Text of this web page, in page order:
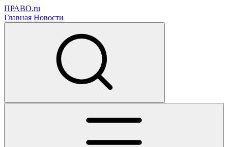
ПРАВО.ru
Главная Новости